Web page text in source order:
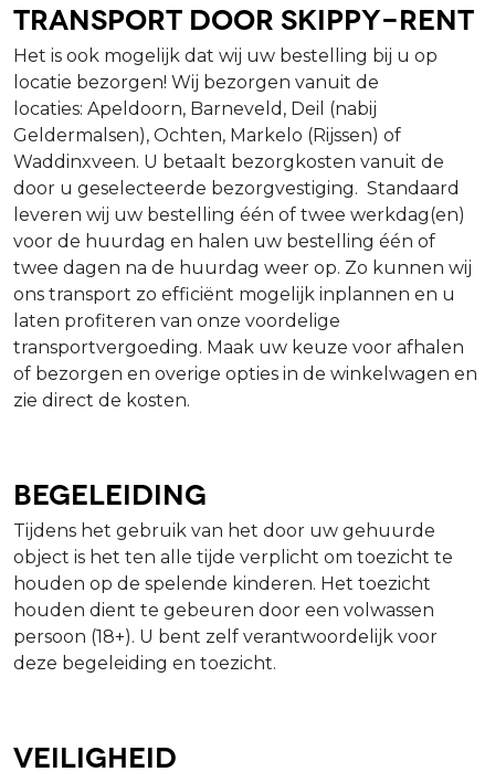
Transport door Skippy-Rent
Het is ook mogelijk dat wij uw bestelling bij u op
locatie bezorgen! Wij bezorgen vanuit de
locaties: Apeldoorn, Barneveld, Deil (nabij
Geldermalsen), Ochten, Markelo (Rijssen) of
Waddinxveen. U betaalt bezorgkosten vanuit de
door u geselecteerde bezorgvestiging. Standaard
leveren wij uw bestelling één of twee werkdag(en)
voor de huurdag en halen uw bestelling één of
twee dagen na de huurdag weer op. Zo kunnen wij
ons transport zo efficiënt mogelijk inplannen en u
laten profiteren van onze voordelige
transportvergoeding. Maak uw keuze voor afhalen
of bezorgen en overige opties in de winkelwagen en
zie direct de kosten.
Begeleiding
Tijdens het gebruik van het door uw gehuurde
object is het ten alle tijde verplicht om toezicht te
houden op de spelende kinderen. Het toezicht
houden dient te gebeuren door een volwassen
persoon (18+). U bent zelf verantwoordelijk voor
deze begeleiding en toezicht.
Veiligheid